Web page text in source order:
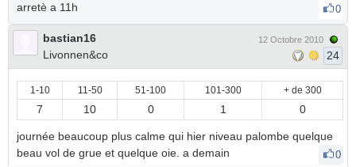
arretè a 11h 0
bastian16
Livonnen&co
12 Octobre 2010
24
1-10 11-50 51-100 101-300 + de 300
7 10 0 1 0
journée beaucoup plus calme qui hier niveau palombe quelque
beau vol de grue et quelque oie. a demain
0